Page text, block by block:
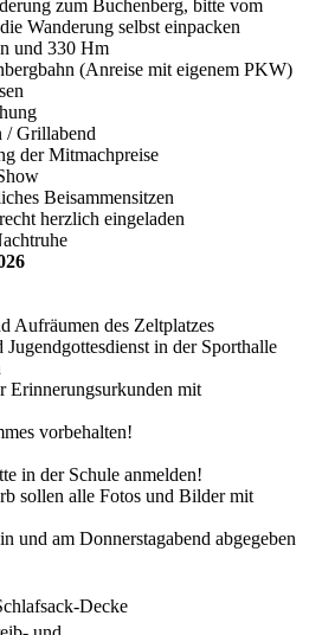
zum Buchenberg, bitte vom
Wanderung selbst einpacken
und 330 Hm
(Anreise mit eigenem PKW)
/ Grillabend
der Mitmachpreise
Beisammensitzen
herzlich eingeladen
Aufräumen des Zeltplatzes
in der Sporthalle
Erinnerungsurkunden mit
vorbehalten!
in der Schule anmelden!
sollen alle Fotos und Bilder mit
und am Donnerstagabend abgegeben
Decke